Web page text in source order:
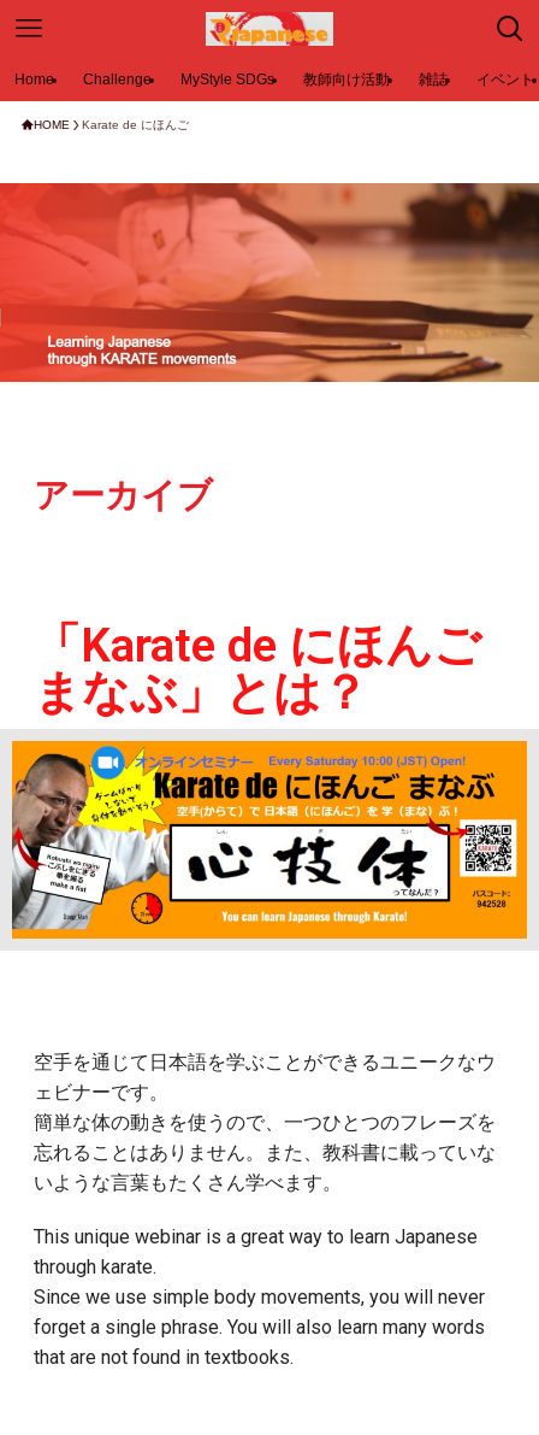
Home Challenge MyStyle SDGs 教師向け活動 雑誌 イベント
HOME Karate de にほんご
アーカイブ
「Karate de にほんご
まなぶ」とは？
空手を通じて日本語を学ぶことができるユニークなウ
ェビナーです。
簡単な体の動きを使うので、一つひとつのフレーズを
忘れることはありません。また、教科書に載っていな
いような言葉もたくさん学べます。
This unique webinar is a great way to learn Japanese
through karate.
Since we use simple body movements, you will never
forget a single phrase. You will also learn many words
that are not found in textbooks.